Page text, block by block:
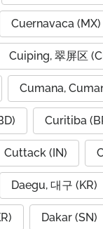
Cuernavaca (MX)
Cuiping, 翠屏区
Cumana,
Curitiba
Cuttack (IN)
Daegu, 대구 (KR)
Dakar (SN)